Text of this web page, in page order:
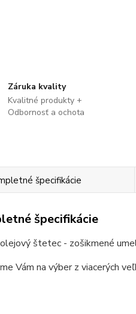
Záruka kvality
Kvalitné produkty +
Odbornosť a ochota
špecifikácie
špecifikácie
štetec - zošikmené
Vám na výber z viacerých